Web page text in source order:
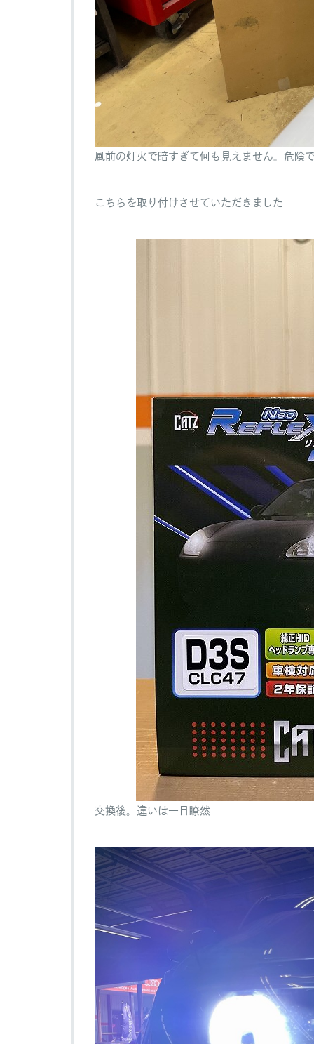
風前の灯火で暗すぎて何も見えません。危険
こちらを取り付けさせていただきました
交換後。違いは一目瞭然